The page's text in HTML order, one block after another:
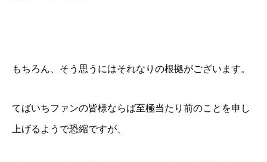
もちろん、そう思うにはそれなりの根拠がございます。
てばいちファンの皆様ならば至極当たり前のことを申し
上げるようで恐縮ですが、